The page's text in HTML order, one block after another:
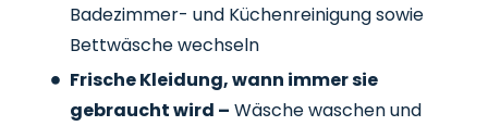
Badezimmer- und Küchenreinigung sowie
Bettwäsche wechseln
Frische Kleidung, wann immer sie
gebraucht wird – Wäsche waschen und